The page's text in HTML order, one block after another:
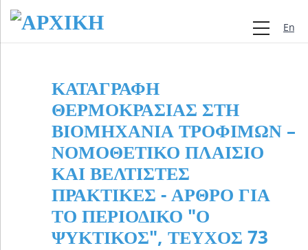
ΚΑΤΑΓΡΑΦΉ
ΘΕΡΜΟΚΡΑΣΊΑΣ ΣΤΗ
ΒΙΟΜΗΧΑΝΊΑ ΤΡΟΦΊΜΩΝ –
ΝΟΜΟΘΕΤΙΚΌ ΠΛΑΊΣΙΟ
ΚΑΙ ΒΈΛΤΙΣΤΕΣ
ΠΡΑΚΤΙΚΈΣ - ΆΡΘΡΟ ΓΙΑ
ΤΟ ΠΕΡΙΟΔΙΚΌ "Ο
ΨΥΚΤΙΚΌΣ", ΤΕΎΧΟΣ 73